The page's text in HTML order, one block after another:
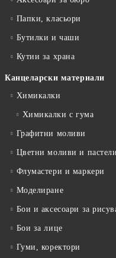
Папки, класьори
Бутилки и чаши
Кутии за храна
Канцеларски материали
Химикалки
Химикалки с гума
Графитни моливи
Цветни моливи и пастели
Флумастери и маркери
Моделиране
Бои и аксесоари за
Бои за лице
Гуми, коректори